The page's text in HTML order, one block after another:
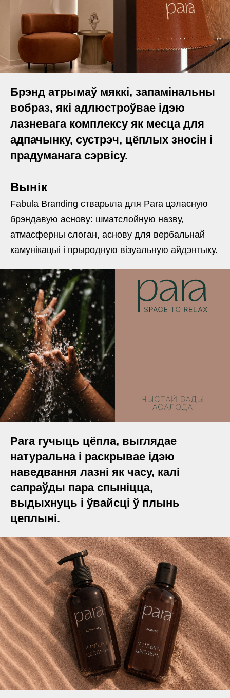
Брэнд атрымаў мяккі, запамінальны
вобраз, які адлюстроўвае ідэю
лазневага комплексу як месца для
адпачынку, сустрэч, цёплых зносін і
прадуманага сэрвісу.
Вынік
Fabula Branding стварыла для Para цэласную
брэндавую аснову: шматслойную назву,
атмасферны слоган, аснову для вербальнай
камунікацыі і прыродную візуальную айдэнтыку.
Para гучыць цёпла, выглядае
натуральна і раскрывае ідэю
наведвання лазні як часу, калі
сапраўды пара спыніцца,
выдыхнуць і ўвайсці ў плынь
цеплыні.